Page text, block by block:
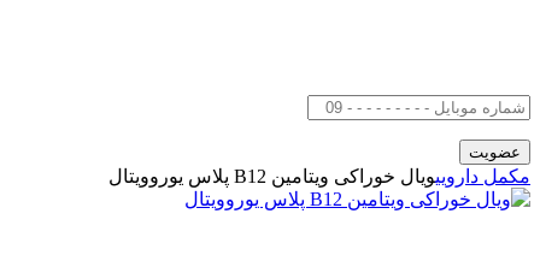
مکمل داروییویال خوراکی ویتامین B12 پلاس یوروویتال